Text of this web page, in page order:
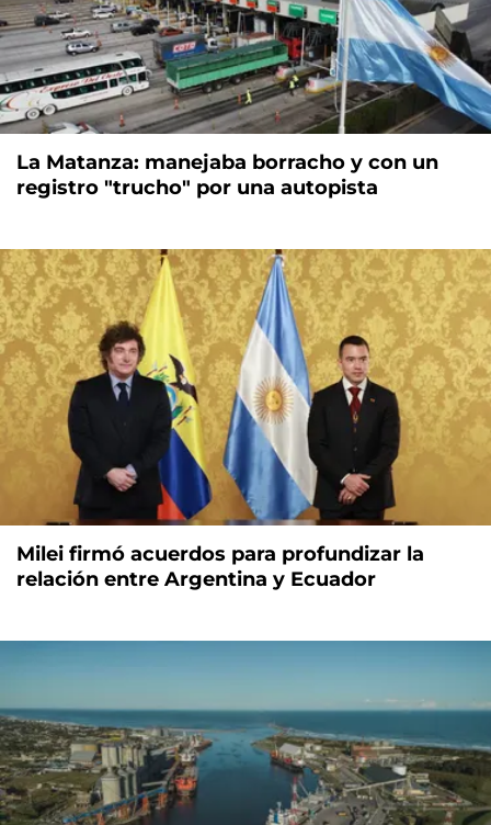
La Matanza: manejaba borracho y con un
registro "trucho" por una autopista
Milei firmó acuerdos para profundizar la
relación entre Argentina y Ecuador